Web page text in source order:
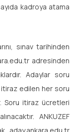
kadroya atama
sınav tarihinden
adresinden
Adaylar soru
itiraz edilen her soru
Soru itiraz ücretleri
ANKUZEF